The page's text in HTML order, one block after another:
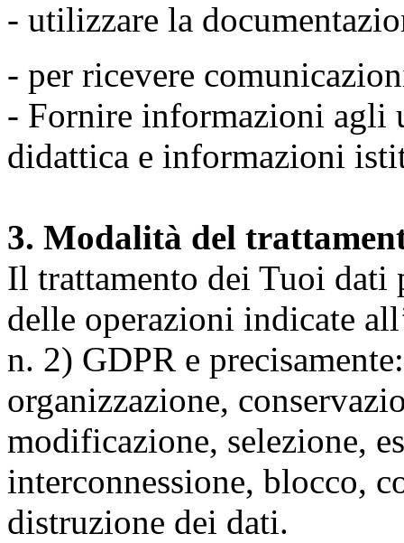
- utilizzare la
- per ricevere
- Fornire informazioni agli
didattica e informazioni
3. Modalità del
Il trattamento dei Tuoi dati
delle operazioni indicate
n. 2) GDPR e
organizzazione,
modificazione, selezione,
interconnessione, blocco,
distruzione dei dati.